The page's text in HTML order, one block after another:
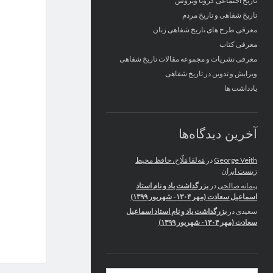
تاریخ شفاهی و تاریخ مردم
معرفی طرح های تاریخ شفاهی زنان
معرفی کتاب
معرفی نشریات و مجموعه مقالات تاریخ شفاهی
ویرایش و تدوین در تاریخ شفاهی
یادداشت ها
آخرین دیدگاه‌ها
George Veith در مَه‌لقا مَلّاح، حافظ محیط
زیست ایران
پیمانه صالحی در بزرگداشت یاد و نام استاد
اسماعیل سعادت (مهر ۱۳۰۴- شهریور ۱۳۹۹)
سعیدی در بزرگداشت یاد و نام استاد اسماعیل
سعادت (مهر ۱۳۰۴- شهریور ۱۳۹۹)